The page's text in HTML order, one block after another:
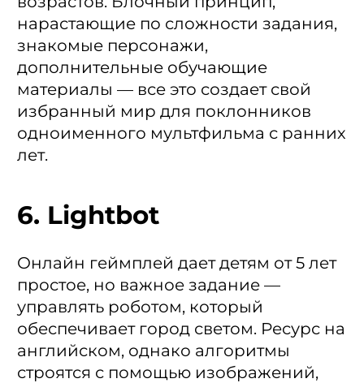
нарастающие по сложности задания,
знакомые персонажи,
дополнительные обучающие
материалы — все это создает свой
избранный мир для поклонников
одноименного мультфильма с ранних
лет.
6. Lightbot
Онлайн геймплей дает детям от 5 лет
простое, но важное задание —
управлять роботом, который
обеспечивает город светом. Ресурс на
английском, однако алгоритмы
строятся с помощью изображений,